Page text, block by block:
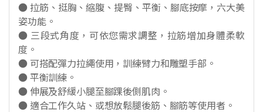
● 拉筋、挺胸、縮腹、提臀、平衡、腳底按摩，六大美
姿功能。
● 三段式角度，可依您需求調整，拉筋增加身體柔軟
度。
● 可搭配彈力拉繩使用，訓練臂力和雕塑手部。
● 平衡訓練。
● 伸展及舒緩小腿至腳踝後側肌肉。
● 適合工作久站、或想放鬆腿後筋、腳筋等使用者。